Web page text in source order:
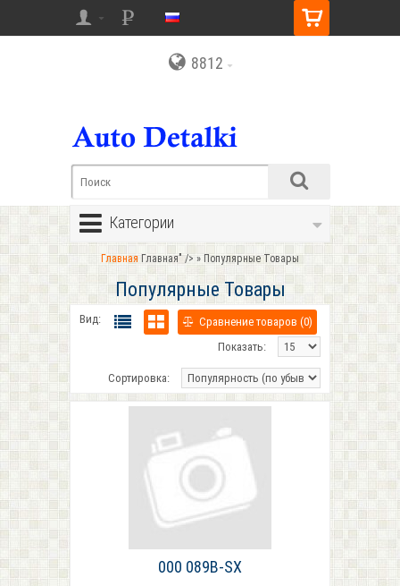
8812
Категории
Главная Главная" /> » Популярные Товары
Популярные Товары
Вид:
Сравнение товаров (0)
Показать:
Сортировка:
000 089B-SX